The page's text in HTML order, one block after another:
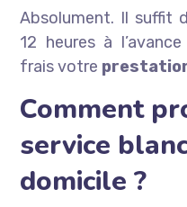
Absolument. Il suffit
12 heures à
frais votre
Comment
service
domicile ?